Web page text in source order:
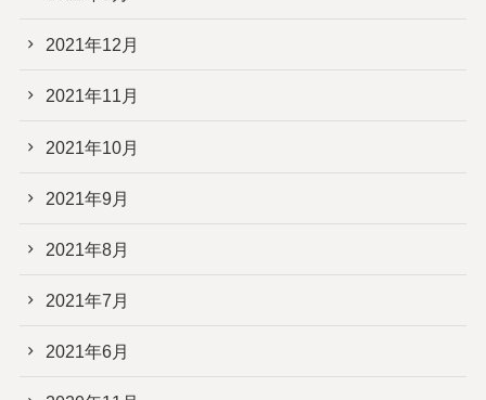
2021年12月
2021年11月
2021年10月
2021年9月
2021年8月
2021年7月
2021年6月